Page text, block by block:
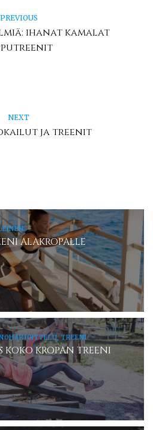
PREVIOUS
ihanat kamalat
NEXT
ja treenit
ALAKROPALLE
TREENI
KOKO KROPAN TREENI